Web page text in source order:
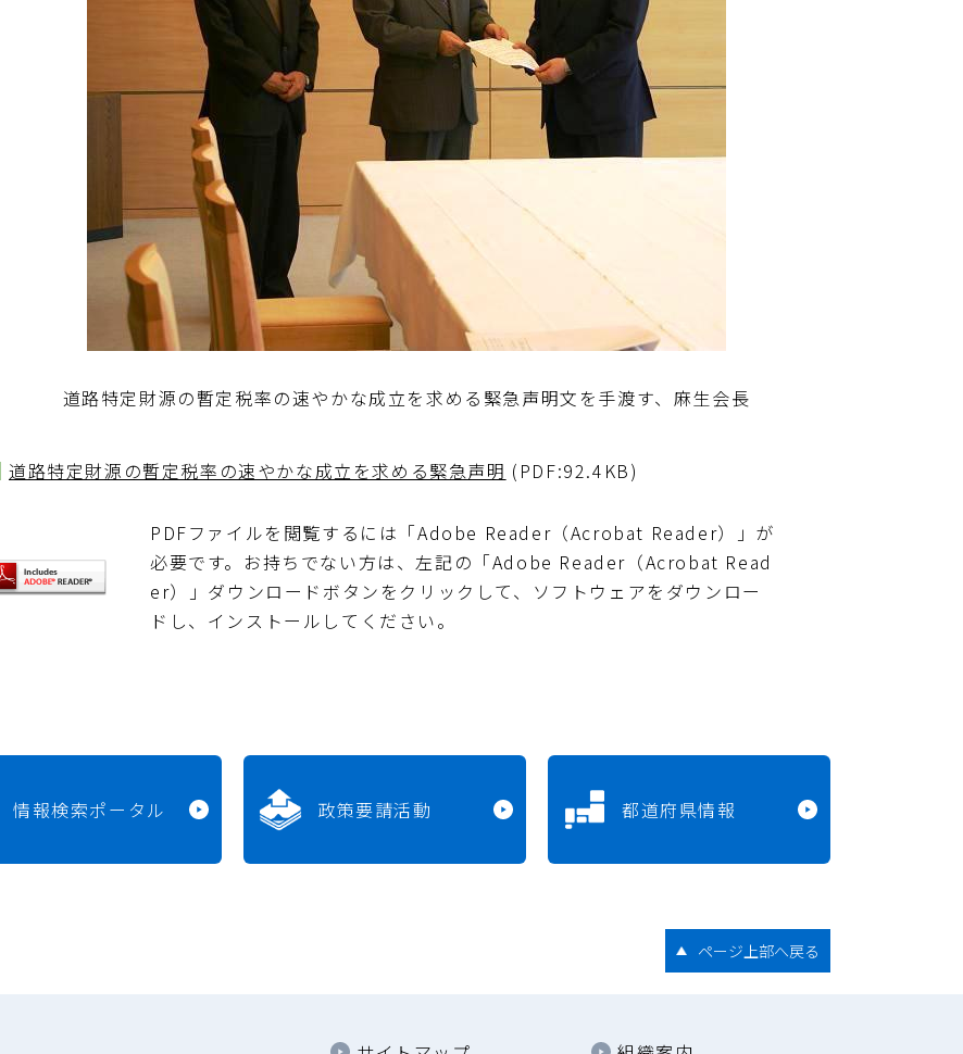
道路特定財源の暫定税率の速やかな成立を求める緊急声明文を手渡す、麻生会長
道路特定財源の暫定税率の速やかな成立を求める緊急声明 (PDF:92.4KB)
PDFファイルを閲覧するには「Adobe Reader（Acrobat Reader）」が
必要です。お持ちでない方は、左記の「Adobe Reader（Acrobat Read
er）」ダウンロードボタンをクリックして、ソフトウェアをダウンロー
ドし、インストールしてください。
情報検索ポータル 政策要請活動 都道府県情報
ページ上部へ戻る